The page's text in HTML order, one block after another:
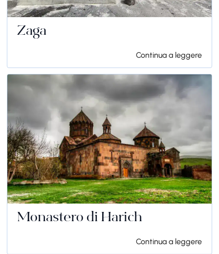
Zaga
Continua a leggere
Monastero di Harich
Continua a leggere